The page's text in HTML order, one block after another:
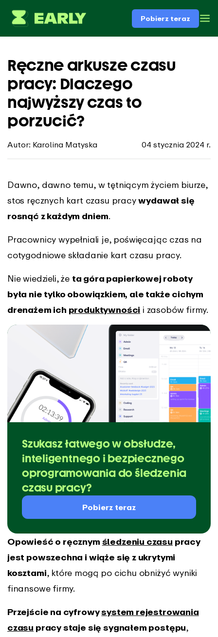
Pobierz teraz
Ręczne arkusze czasu
pracy: Dlaczego
najwyższy czas to
porzucić?
Autor: Karolina Matyska 04 stycznia 2024 r.
Dawno, dawno temu, w tętniącym życiem biurze,
stos ręcznych kart czasu pracywydawał się
rosnąć z każdym dniem.
Pracownicy wypełniali je, poświęcając czas na
cotygodniowe składanie kart czasu pracy.
Nie wiedzieli, że ta góra papierkowej roboty
była nie tylko obowiązkiem, ale także cichym
drenażem ich produktywności i zasobów firmy.
Szukasz łatwego w obsłudze,
inteligentnego i bezpiecznego
oprogramowania do śledzenia
czasu pracy?
Pobierz teraz
Opowieść o ręcznym śledzeniu czasu pracy
jest powszechna i wiąże się z ukrytymi
kosztami, które mogą po cichu obniżyć wyniki
finansowe firmy.
Przejście na cyfrowysystem rejestrowania
czasu pracy staje się sygnałem postępu,